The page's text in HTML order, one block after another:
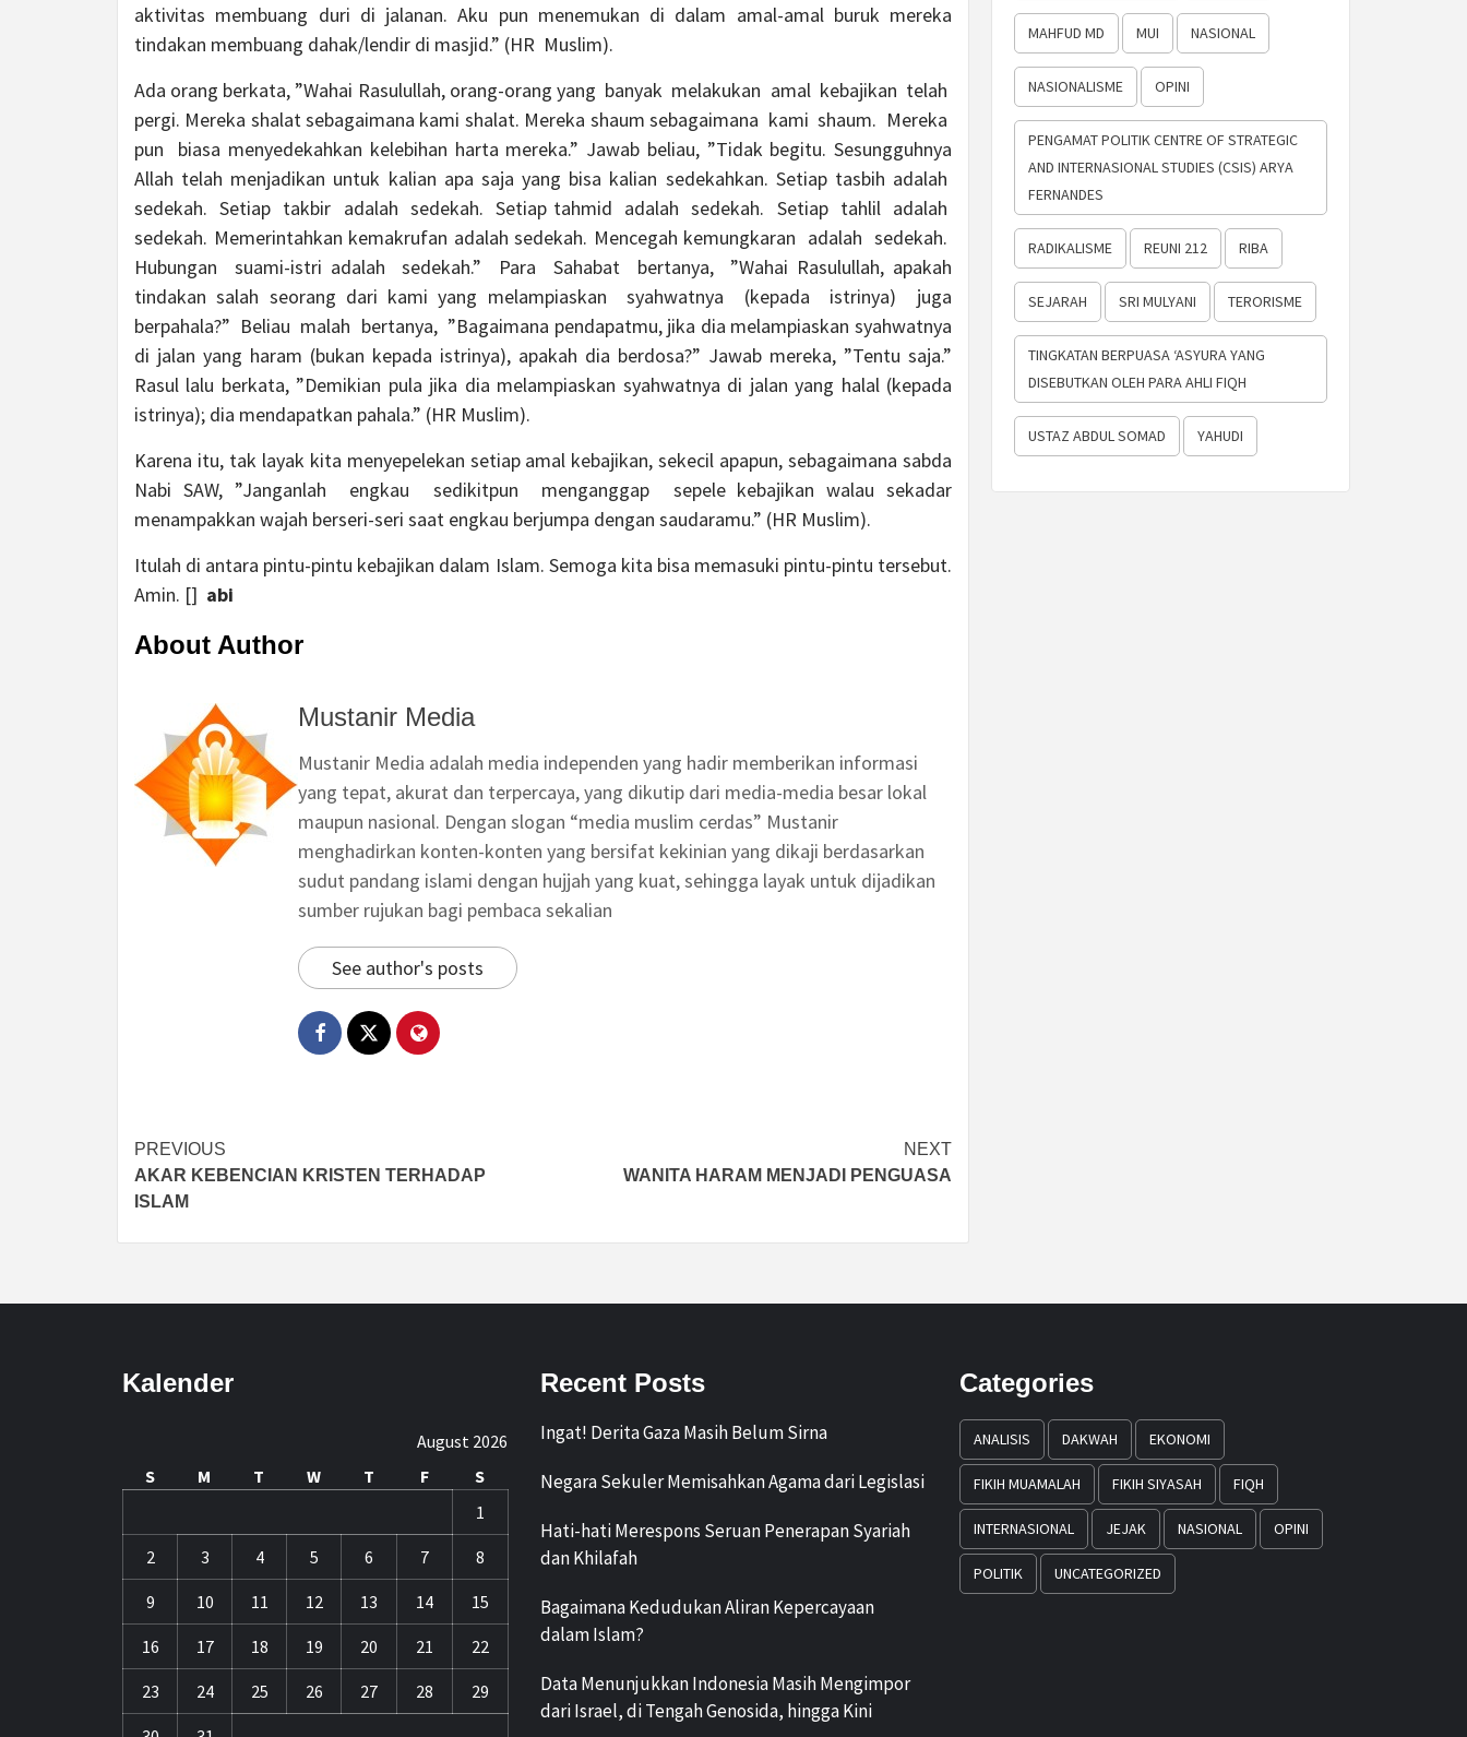
aktivitas membuang duri di jalanan. Aku pun menemukan di dalam amal-amal buruk mereka
tindakan membuang dahak/lendir di masjid.” (HR Muslim).
Ada orang berkata, ”Wahai Rasulullah, orang-orang yang banyak melakukan amal kebajikan telah
pergi. Mereka shalat sebagaimana kami shalat. Mereka shaum sebagaimana kami shaum. Mereka
pun biasa menyedekahkan kelebihan harta mereka.” Jawab beliau, ”Tidak begitu. Sesungguhnya
Allah telah menjadikan untuk kalian apa saja yang bisa kalian sedekahkan. Setiap tasbih adalah
sedekah. Setiap takbir adalah sedekah. Setiap tahmid adalah sedekah. Setiap tahlil adalah
sedekah. Memerintahkan kemakrufan adalah sedekah. Mencegah kemungkaran adalah sedekah.
Hubungan suami-istri adalah sedekah.” Para Sahabat bertanya, ”Wahai Rasulullah, apakah
tindakan salah seorang dari kami yang melampiaskan syahwatnya (kepada istrinya) juga
berpahala?” Beliau malah bertanya, ”Bagaimana pendapatmu, jika dia melampiaskan syahwatnya
di jalan yang haram (bukan kepada istrinya), apakah dia berdosa?” Jawab mereka, ”Tentu saja.”
Rasul lalu berkata, ”Demikian pula jika dia melampiaskan syahwatnya di jalan yang halal (kepada
istrinya); dia mendapatkan pahala.” (HR Muslim).
Karena itu, tak layak kita menyepelekan setiap amal kebajikan, sekecil apapun, sebagaimana sabda
Nabi SAW, ”Janganlah engkau sedikitpun menganggap sepele kebajikan walau sekadar
menampakkan wajah berseri-seri saat engkau berjumpa dengan saudaramu.” (HR Muslim).
Itulah di antara pintu-pintu kebajikan dalam Islam. Semoga kita bisa memasuki pintu-pintu tersebut.
Amin. [] abi
About Author
Mustanir Media
Mustanir Media adalah media independen yang hadir memberikan informasi
yang tepat, akurat dan terpercaya, yang dikutip dari media-media besar lokal
maupun nasional. Dengan slogan “media muslim cerdas” Mustanir
menghadirkan konten-konten yang bersifat kekinian yang dikaji berdasarkan
sudut pandang islami dengan hujjah yang kuat, sehingga layak untuk dijadikan
sumber rujukan bagi pembaca sekalian
See author's posts
Post
navigation
PREVIOUS
AKAR KEBENCIAN KRISTEN TERHADAP
ISLAM
NEXT
WANITA HARAM MENJADI PENGUASA
MAHFUD MD MUI NASIONAL
NASIONALISME OPINI
PENGAMAT POLITIK CENTRE OF STRATEGIC
AND INTERNASIONAL STUDIES (CSIS) ARYA
FERNANDES
RADIKALISME REUNI 212 RIBA
SEJARAH SRI MULYANI TERORISME
TINGKATAN BERPUASA ‘ASYURA YANG
DISEBUTKAN OLEH PARA AHLI FIQH
USTAZ ABDUL SOMAD YAHUDI
Kalender
August 2026
S
M T W T F
S
1
2 3 4 5 6 7 8
9 10 11 12 13 14 15
16 17 18 19 20 21 22
23 24 25 26 27 28 29
Recent Posts
Ingat! Derita Gaza Masih Belum Sirna
Negara Sekuler Memisahkan Agama dari Legislasi
Hati-hati Merespons Seruan Penerapan Syariah
dan Khilafah
Bagaimana Kedudukan Aliran Kepercayaan
dalam Islam?
Data Menunjukkan Indonesia Masih Mengimpor
dari Israel, di Tengah Genosida, hingga Kini
Categories
ANALISIS DAKWAH EKONOMI
FIKIH MUAMALAH FIKIH SIYASAH FIQH
INTERNASIONAL JEJAK NASIONAL OPINI
POLITIK UNCATEGORIZED